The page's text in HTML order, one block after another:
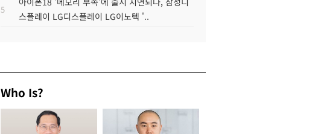
5
스플레이 LG디스플레이 LG이노텍 '..
Who Is?